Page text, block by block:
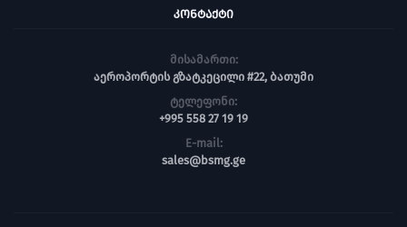
ᲙᲝᲜᲢᲐᲥᲢᲘ
მისამართი:
აეროპორტის გზატკეცილი #22, ბათუმი
ტელეფონი:
+995 558 27 19 19
E-mail:
sales@bsmg.ge